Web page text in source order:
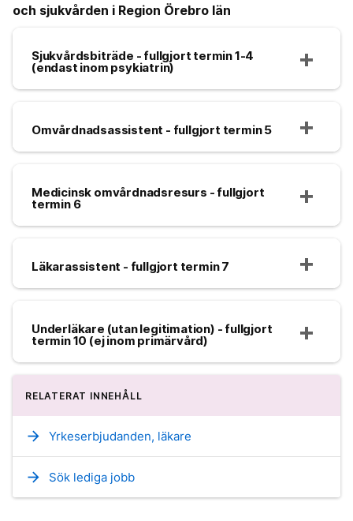
och sjukvården i Region Örebro län
Sjukvårdsbiträde - fullgjort termin 1-4
(endast inom psykiatrin)
Omvårdnadsassistent - fullgjort termin 5
Medicinsk omvårdnadsresurs - fullgjort
termin 6
Läkarassistent - fullgjort termin 7
Underläkare (utan legitimation) - fullgjort
termin 10 (ej inom primärvård)
RELATERAT INNEHÅLL
arrow_forward Yrkeserbjudanden, läkare
arrow_forward Sök lediga jobb